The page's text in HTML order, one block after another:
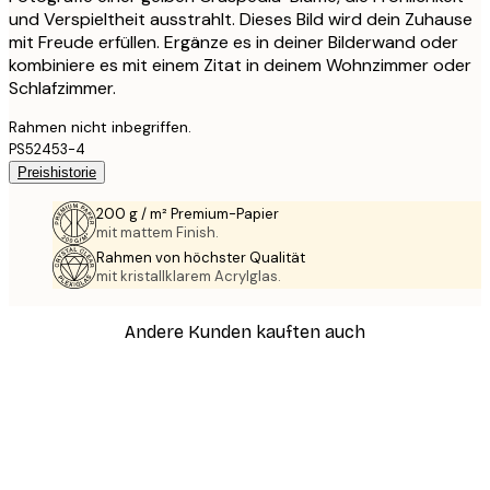
und Verspieltheit ausstrahlt. Dieses Bild wird dein Zuhause
mit Freude erfüllen. Ergänze es in deiner Bilderwand oder
kombiniere es mit einem Zitat in deinem Wohnzimmer oder
Schlafzimmer.
Rahmen nicht inbegriffen.
PS52453-4
Preishistorie
200 g / m² Premium-Papier
mit mattem Finish.
Rahmen von höchster Qualität
mit kristallklarem Acrylglas.
Andere Kunden kauften auch